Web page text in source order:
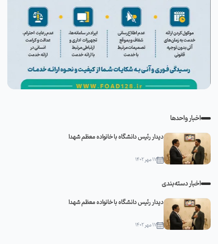
اخبار واحدها
دیدار رئیس دانشگاه با خانواده معظم شهدا
۱۷ مهر ۱۴۰۲
اخبار دسته‌بندی
دیدار رئیس دانشگاه با خانواده معظم شهدا
۱۷ مهر ۱۴۰۲